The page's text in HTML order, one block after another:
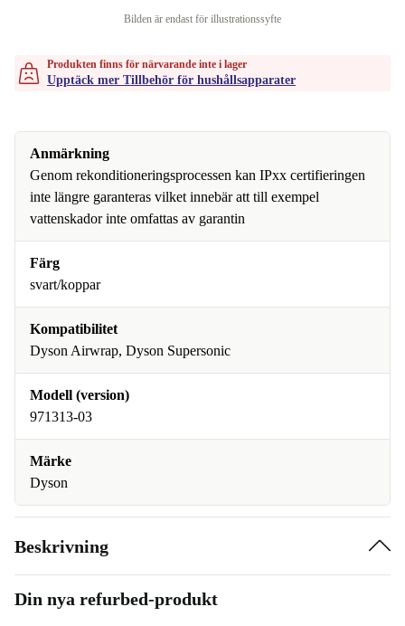
Bilden är endast för illustrationssyfte
Produkten finns för närvarande inte i lager
Upptäck mer Tillbehör för hushållsapparater
Anmärkning
Genom rekonditioneringsprocessen kan IPxx certifieringen
inte längre garanteras vilket innebär att till exempel
vattenskador inte omfattas av garantin
Färg
svart/koppar
Kompatibilitet
Dyson Airwrap, Dyson Supersonic
Modell (version)
971313-03
Märke
Dyson
Beskrivning
Din nya refurbed-produkt